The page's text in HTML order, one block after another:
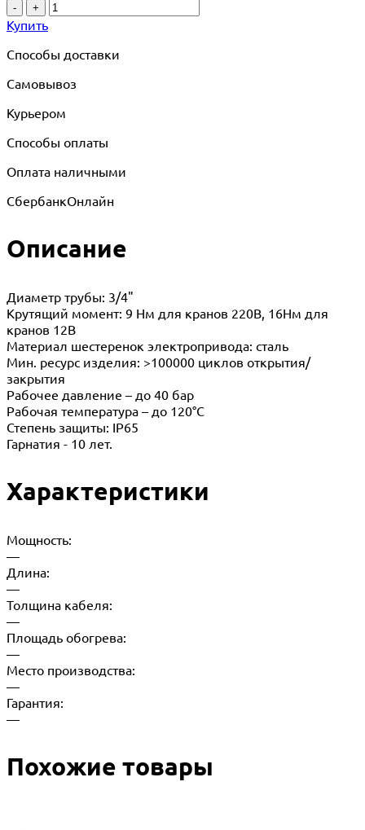
- +
Купить
Способы доставки
Самовывоз
Курьером
Способы оплаты
Оплата наличными
СбербанкОнлайн
Описание
Диаметр трубы: 3/4"
Крутящий момент: 9 Нм для кранов 220В, 16Нм для
кранов 12В
Материал шестеренок электропривода: сталь
Мин. ресурс изделия: >100000 циклов открытия/
закрытия
Рабочее давление – до 40 бар
Рабочая температура – до 120°С
Степень защиты: IP65
Гарнатия - 10 лет.
Характеристики
Мощность:
—
Длина:
—
Толщина кабеля:
—
Площадь обогрева:
—
Место производства:
—
Гарантия:
—
Похожие товары